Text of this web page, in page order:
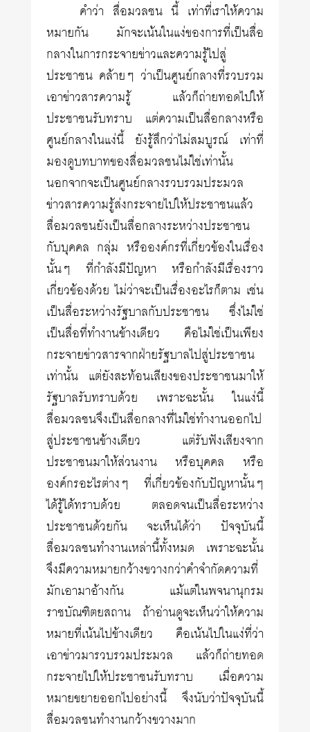
คำว่า สื่อมวลชน นี้ เท่าที่เราให้ความ
หมายกัน มักจะเน้นในแง่ของการที่เป็นสื่อ
กลางในการกระจายข่าวและความรู้ไปสู่
ประชาชน คล้ายๆ ว่าเป็นศูนย์กลางที่รวบรวม
เอาข่าวสารความรู้ แล้วก็ถ่ายทอดไปให้
ประชาชนรับทราบ แต่ความเป็นสื่อกลางหรือ
ศูนย์กลางในแง่นี้ ยังรู้สึกว่าไม่สมบูรณ์ เท่าที่
มองดูบทบาทของสื่อมวลชนไม่ใช่เท่านั้น
นอกจากจะเป็นศูนย์กลางรวบรวมประมวล
ข่าวสารความรู้ส่งกระจายไปให้ประชาชนแล้ว
สื่อมวลชนยังเป็นสื่อกลางระหว่างประชาชน
กับบุคคล กลุ่ม หรือองค์กรที่เกี่ยวข้องในเรื่อง
นั้นๆ ที่กำลังมีปัญหา หรือกำลังมีเรื่องราว
เกี่ยวข้องด้วย ไม่ว่าจะเป็นเรื่องอะไรก็ตาม เช่น
เป็นสื่อระหว่างรัฐบาลกับประชาชน ซึ่งไม่ใช่
เป็นสื่อที่ทำงานข้างเดียว คือไม่ใช่เป็นเพียง
กระจายข่าวสารจากฝ่ายรัฐบาลไปสู่ประชาชน
เท่านั้น แต่ยังสะท้อนเสียงของประชาชนมาให้
รัฐบาลรับทราบด้วย เพราะฉะนั้น ในแง่นี้
สื่อมวลชนจึงเป็นสื่อกลางที่ไม่ใช่ทำงานออกไป
สู่ประชาชนข้างเดียว แต่รับฟังเสียงจาก
ประชาชนมาให้ส่วนงาน หรือบุคคล หรือ
องค์กรอะไรต่างๆ ที่เกี่ยวข้องกับปัญหานั้นๆ
ได้รู้ได้ทราบด้วย ตลอดจนเป็นสื่อระหว่าง
ประชาชนด้วยกัน จะเห็นได้ว่า ปัจจุบันนี้
สื่อมวลชนทำงานเหล่านี้ทั้งหมด เพราะฉะนั้น
จึงมีความหมายกว้างขวางกว่าคำจำกัดความที่
มักเอามาอ้างกัน แม้แต่ในพจนานุกรม
ราชบัณฑิตยสถาน ถ้าอ่านดูจะเห็นว่าให้ความ
หมายที่เน้นไปข้างเดียว คือเน้นไปในแง่ที่ว่า
เอาข่าวมารวบรวมประมวล แล้วก็ถ่ายทอด
กระจายไปให้ประชาชนรับทราบ เมื่อความ
หมายขยายออกไปอย่างนี้ จึงนับว่าปัจจุบันนี้
สื่อมวลชนทำงานกว้างขวางมาก